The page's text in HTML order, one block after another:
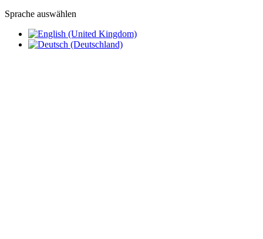
Sprache auswählen